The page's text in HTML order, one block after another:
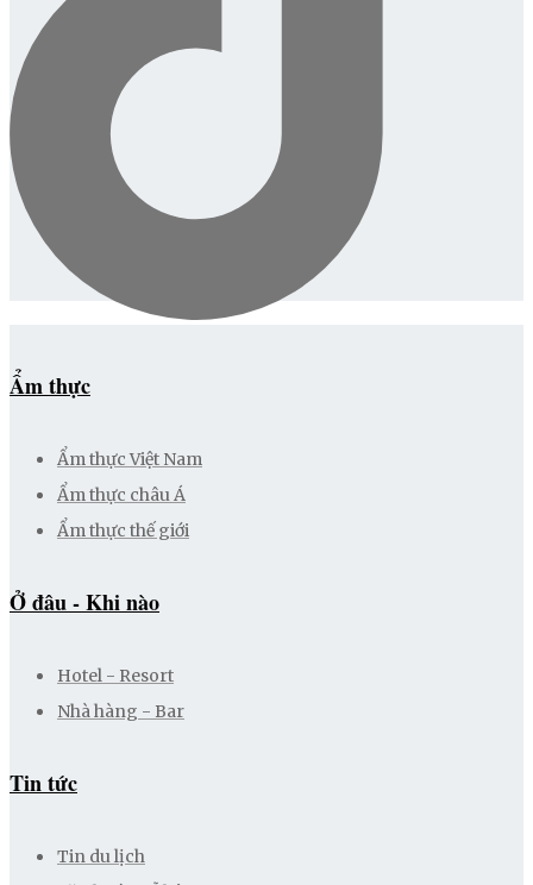
Ẩm thực
Ẩm thực Việt Nam
Ẩm thực châu Á
Ẩm thực thế giới
Ở đâu - Khi nào
Hotel - Resort
Nhà hàng - Bar
Tin tức
Tin du lịch